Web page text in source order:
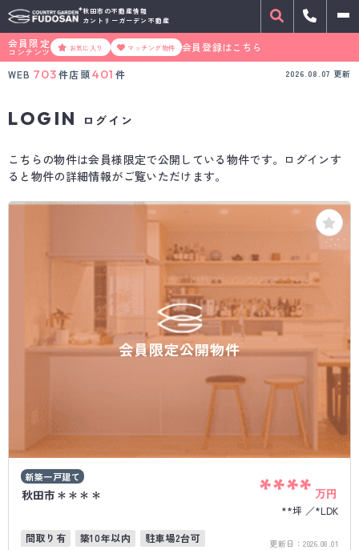
秋田市の不動産情報
カントリーガーデン不動産
会員限定
コンテンツ お気に入り マッチング物件
会員登録はこちら
WEB 703件店頭401 件 2026.08.07 更新
LOGIN ログイン
こちらの物件は会員様限定で公開している物件です。ログインす
ると物件の詳細情報がご覧いただけます。
会員限定公開物件
新築一戸建て
秋田市＊＊＊＊ **** 万円
**坪
*LDK
間取り有
築10年以内 駐車場2台可 更新日： 2026.08.01